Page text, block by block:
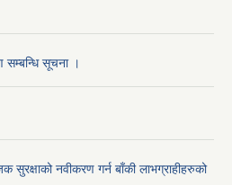
सम्बन्धि सूचना ।
नवीकरण गर्न बाँकी लाभग्राहीहरुको